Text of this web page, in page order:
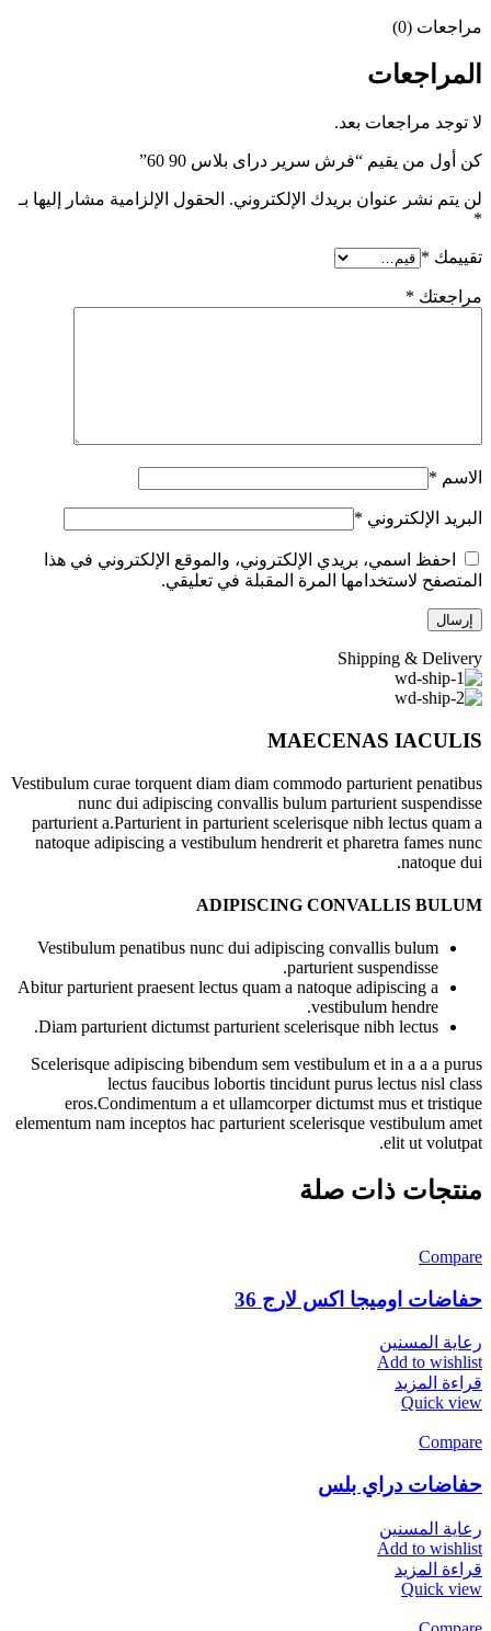
مراجعات (0)
المراجعات
لا توجد مراجعات بعد.
كن أول من يقيم “فرش سرير دراى بلاس 90 60”
لن يتم نشر عنوان بريدك الإلكتروني. الحقول الإلزامية مشار إليها بـ
*
تقييمك *
مراجعتك *
الاسم *
البريد الإلكتروني *
احفظ اسمي، بريدي الإلكتروني، والموقع الإلكتروني في هذا
المتصفح لاستخدامها المرة المقبلة في تعليقي.
Shipping & Delivery
MAECENAS IACULIS
Vestibulum curae torquent diam diam commodo parturient penatibus
nunc dui adipiscing convallis bulum parturient suspendisse
parturient a.Parturient in parturient scelerisque nibh lectus quam a
natoque adipiscing a vestibulum hendrerit et pharetra fames nunc
natoque dui.
ADIPISCING CONVALLIS BULUM
Vestibulum penatibus nunc dui adipiscing convallis bulum
parturient suspendisse.
Abitur parturient praesent lectus quam a natoque adipiscing a
vestibulum hendre.
Diam parturient dictumst parturient scelerisque nibh lectus.
Scelerisque adipiscing bibendum sem vestibulum et in a a a purus
lectus faucibus lobortis tincidunt purus lectus nisl class
eros.Condimentum a et ullamcorper dictumst mus et tristique
elementum nam inceptos hac parturient scelerisque vestibulum amet
elit ut volutpat.
منتجات ذات صلة
Compare
حفاضات اوميجا اكس لارج 36
رعاية المسنين
Add to wishlist
قراءة المزيد
Quick view
Compare
حفاضات دراي بلس
رعاية المسنين
Add to wishlist
قراءة المزيد
Quick view